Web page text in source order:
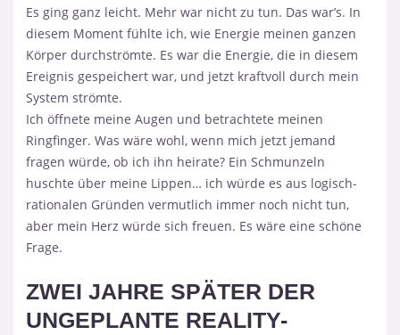
Es ging ganz leicht. Mehr war nicht zu tun. Das war’s. In
diesem Moment fühlte ich, wie Energie meinen ganzen
Körper durchströmte. Es war die Energie, die in diesem
Ereignis gespeichert war, und jetzt kraftvoll durch mein
System strömte.
Ich öffnete meine Augen und betrachtete meinen
Ringfinger. Was wäre wohl, wenn mich jetzt jemand
fragen würde, ob ich ihn heirate? Ein Schmunzeln
huschte über meine Lippen… ich würde es aus logisch-
rationalen Gründen vermutlich immer noch nicht tun,
aber mein Herz würde sich freuen. Es wäre eine schöne
Frage.
ZWEI JAHRE SPÄTER DER
UNGEPLANTE REALITY-